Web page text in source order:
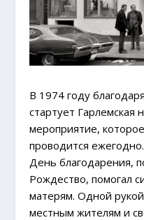
В 1974 году
стартует
мероприятие,
проводится
День благодарения,
Рождество, помогал
матерям. Одной
местным жителям и